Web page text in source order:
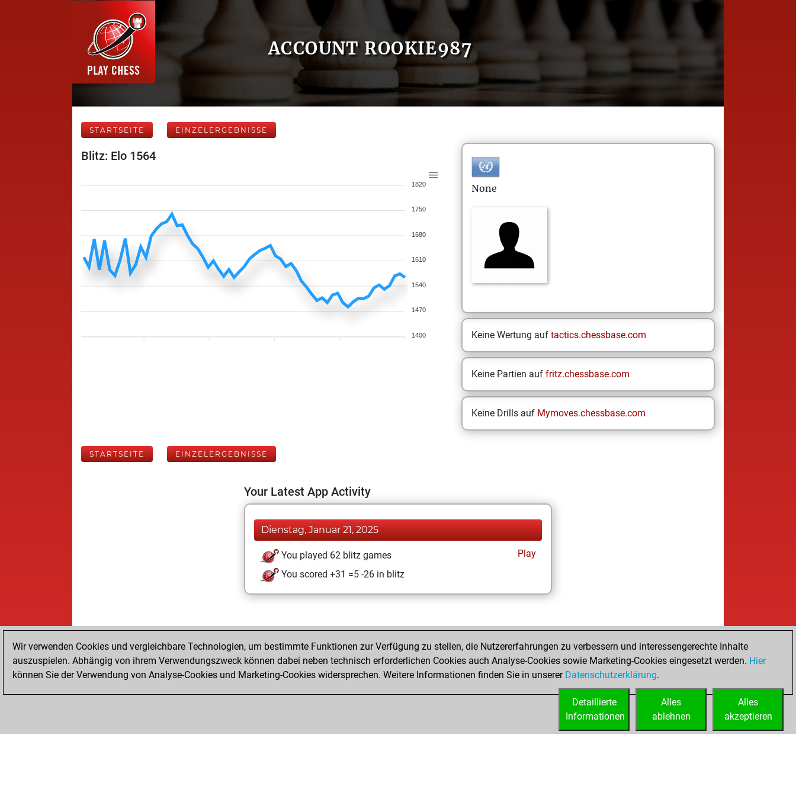
ACCOUNT ROOKIE987
STARTSEITE EINZELERGEBNISSE
Blitz: Elo 1564
1820
1750
1680
1610
1540
1470
1400
None
Keine Wertung auf tactics.chessbase.com
Keine Partien auf fritz.chessbase.com
Keine Drills auf Mymoves.chessbase.com
STARTSEITE EINZELERGEBNISSE
Your Latest App Activity
Dienstag, Januar 21, 2025
You played 62 blitz games
Play
You scored +31 =5 -26 in blitz
Wir verwenden Cookies und vergleichbare Technologien, um bestimmte Funktionen zur Verfügung zu stellen, die Nutzererfahrungen zu verbessern und interessengerechte Inhalte
auszuspielen. Abhängig von ihrem Verwendungszweck können dabei neben technisch erforderlichen Cookies auch Analyse-Cookies sowie Marketing-Cookies eingesetzt werden. Hier
können Sie der Verwendung von Analyse-Cookies und Marketing-Cookies widersprechen. Weitere Informationen finden Sie in unserer Datenschutzerklärung.
Alles
akzeptieren
Alles
ablehnen
Detaillierte
Informationen